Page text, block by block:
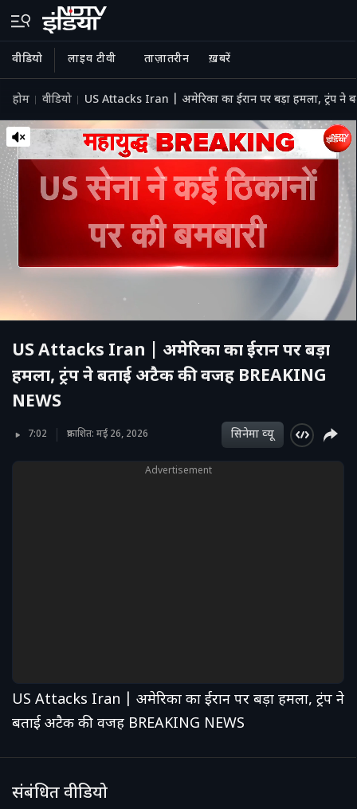
वीडियो लाइव टीवी ताज़ातरीन ख़बरें
होम वीडियो US Attacks Iran | अमेरिका का ईरान पर बड़ा हमला, ट्रंप ने
US Attacks Iran | अमेरिका का ईरान पर बड़ा
हमला, ट्रंप ने बताई अटैक की वजह BREAKING
NEWS
7:02 प्रकाशित: मई 26, 2026 सिनेमा व्‍यू
Advertisement
US Attacks Iran | अमेरिका का ईरान पर बड़ा हमला, ट्रंप ने
बताई अटैक की वजह BREAKING NEWS
संबंधित वीडियो